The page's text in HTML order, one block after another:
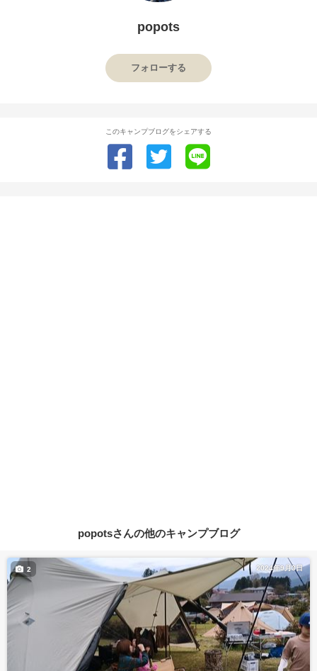
popots
フォローする
このキャンプブログをシェアする
popotsさんの他のキャンプブログ
2024年9月3日
2